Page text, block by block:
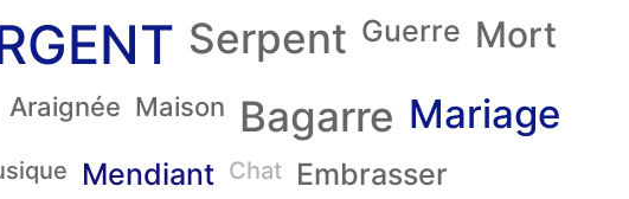
Serpent Guerre Mort
Araignée Maison Bagarre Mariage
Mendiant Chat Embrasser